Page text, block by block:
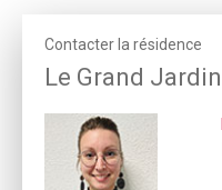
Contacter la résidence
Le Grand Jardin